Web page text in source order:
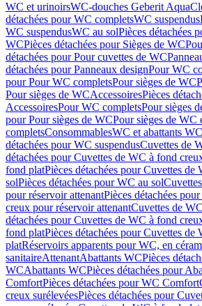
WC et urinoirsWC-douches Geberit
détachées pour WC completsWC suspendus
WC suspendusWC au solPièces détachées
WCPièces détachées pour Sièges de WC
détachées pour Pour cuvettes de WC
détachées pour Panneaux designPour WC
pour Pour WC completsPour sièges de WC
Pour sièges de WCAccessoiresPièces
AccessoiresPour WC completsPour sièges
pour Pour sièges de WCPour sièges de WC
completsConsommablesWC et abattants WC
détachées pour WC suspendusCuvettes de
détachées pour Cuvettes de WC à fond
fond platPièces détachées pour Cuvettes de
solPièces détachées pour WC au sol
pour réservoir attenantPièces détachées
creux pour réservoir attenantCuvettes de
détachées pour Cuvettes de WC à fond
fond platPièces détachées pour Cuvettes de
platRéservoirs apparents pour WC, en
sanitaireAttenantAbattants WCPièces
WCAbattants WCPièces détachées pour
ComfortPièces détachées pour WC Comfort
creux surélevéesPièces détachées pour